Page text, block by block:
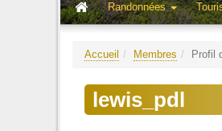
Randonnées
Accueil Membres Profil
lewis_pdl